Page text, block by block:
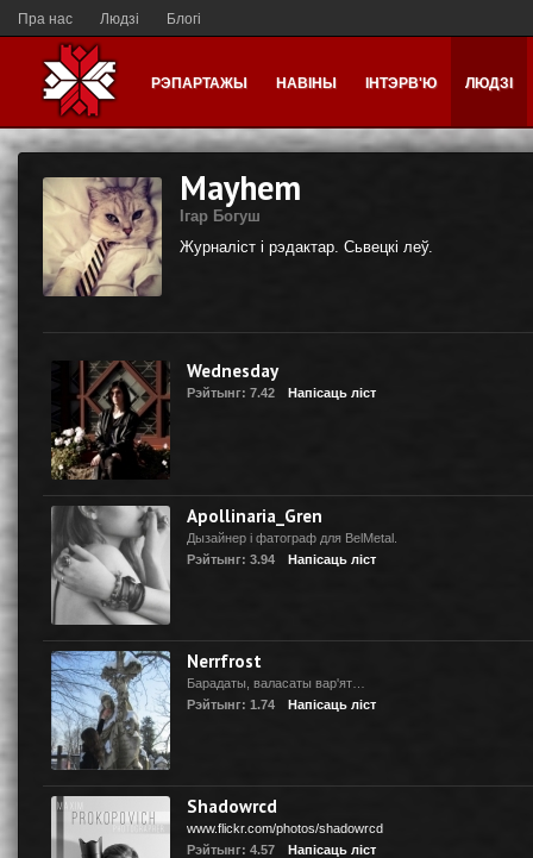
Пра нас Людзі Блогі
РЭПАРТАЖЫ НАВІНЫ ІНТЭРВ'Ю ЛЮДЗІ
Mayhem
Ігар Богуш
Журналіст і рэдактар. Сьвецкі леў.
Wednesday
Рэйтынг: 7.42 Напісаць ліст
Apollinaria_Gren
Дызайнер i фатограф для BelMetal.
Рэйтынг: 3.94
Напісаць ліст
Nerrfrost
Барадаты, валасаты вар'ят…
Рэйтынг: 1.74
Напісаць ліст
Shadowrcd
www.flickr.com/photos/shadowrcd
Рэйтынг: 4.57
Напісаць ліст